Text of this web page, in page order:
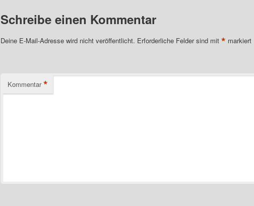
Schreibe einen Kommentar
Deine E-Mail-Adresse wird nicht veröffentlicht. Erforderliche Felder sind mit * markiert
Kommentar *